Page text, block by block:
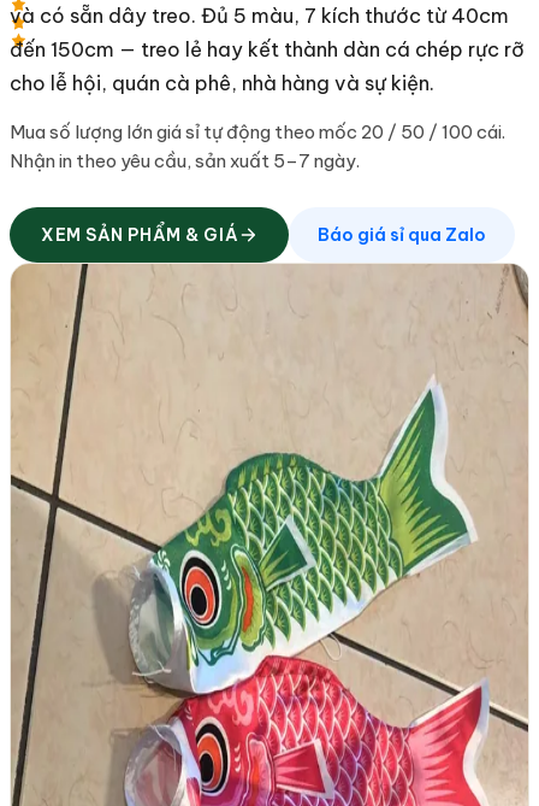
và có sẵn dây treo. Đủ 5 màu, 7 kích thước từ 40cm
đến 150cm — treo lẻ hay kết thành dàn cá chép rực rỡ
cho lễ hội, quán cà phê, nhà hàng và sự kiện.
Mua số lượng lớn giá sỉ tự động theo mốc 20 / 50 / 100 cái.
Nhận in theo yêu cầu, sản xuất 5–7 ngày.
XEM SẢN PHẨM & GIÁ Báo giá sỉ qua Zalo